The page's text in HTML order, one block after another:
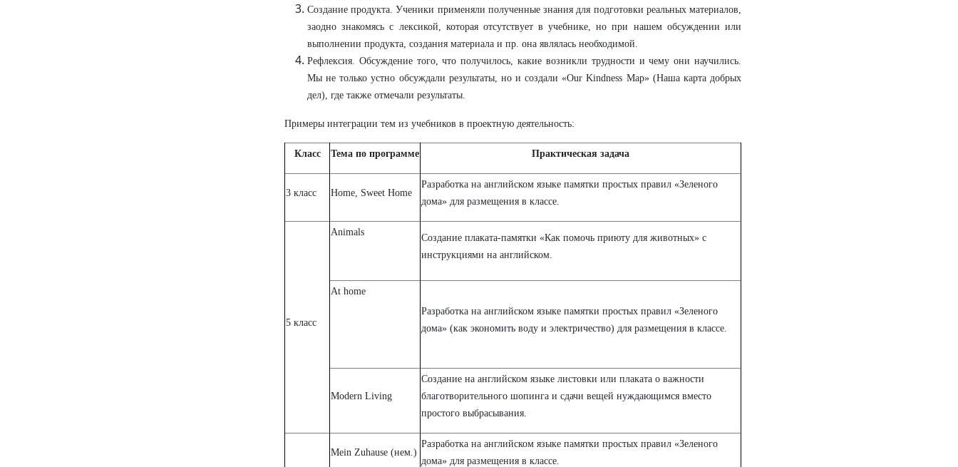
Создание продукта. Ученики применяли полученные знания для подготовки реальных материалов,
заодно знакомясь с лексикой, которая отсутствует в учебнике, но при нашем обсуждении или
выполнении продукта, создания материала и пр. она являлась необходимой.
Рефлексия. Обсуждение того, что получилось, какие возникли трудности и чему они научились.
Мы не только устно обсуждали результаты, но и создали «Our Kindness Map» (Наша карта добрых
дел), где также отмечали результаты.
Примеры интеграции тем из учебников в проектную деятельность:
Класс Тема по программе Практическая задача
3 класс Home, Sweet Home
Разработка на английском языке памятки простых правил «Зеленого
дома» для размещения в классе.
5 класс
Animals
Создание плаката-памятки «Как помочь приюту для животных» с
инструкциями на английском.
Аt home
Разработка на английском языке памятки простых правил «Зеленого
дома» (как экономить воду и электричество) для размещения в классе.
Modern Living
Создание на английском языке листовки или плаката о важности
благотворительного шопинга и сдачи вещей нуждающимся вместо
простого выбрасывания.
Mein Zuhause (нем.)
Разработка на английском языке памятки простых правил «Зеленого
дома» для размещения в классе.